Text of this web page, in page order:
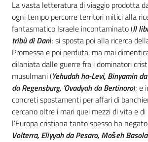
La vasta letteratura di viaggio prodotta
ogni tempo percorre territori mitici alla
fantasmatico Israele incontaminato (Il
tribù di Dan); si sposta poi alla ricerca
Promessa e poi perduta, ma mai
dilaniata dalle guerre fra i dominatori
musulmani (Yehudah ha-Levi, Binyamin
da Regensburg, 'Ovadyah da Bertinoro); e
concreti spostamenti per affari di
cercano oltre i mari quei mezzi di vita e
l’Europa cristiana tanto spesso ha
Volterra, Eliyyah da Pesaro, Mošeh Basola